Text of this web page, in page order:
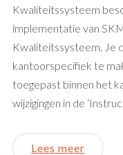
Kwaliteitssysteem
implementatie van
Kwaliteitssysteem. Je
kantoorspecifiek te
toegepast binnen het
wijzigingen in de
Lees meer